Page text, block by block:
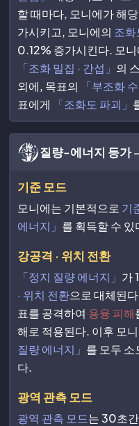
할 때마다, 모니에가 해
가시키고, 모니에의 조화
0.12% 증가시킨다. 모
「조화 밀집 · 간섭」 의
외에, 목표의
「부조화 수
표에게
「조화도 파괴」
질량-에너지 등가
기준 모드
모니에는 기본적으로 기
에너지」 를 획득할 수 있
강공격 · 위치 전환
「정지 질량 에너지」 가
· 위치 전환으로 대체된
표를 공격하여 용융 피해
해로 적용된다. 이후 모
질량 에너지」 를 모두 소
다.
광역 관측 모드
광역 관측 모드는 30초